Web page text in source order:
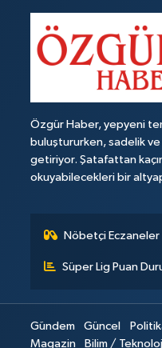
Özgür Haber, yepyeni
buluştururken, sadelik
getiriyor. Şatafattan
okuyabilecekleri bir
Nöbetçi Eczaneler
Süper Lig Puan
Gündem Güncel
Magazin
Bilim /